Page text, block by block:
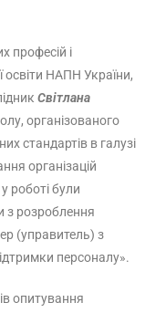
професій і
освіти НАПН України,
Світлана
організованого
стандартів в галузі
організацій
роботі були
з розроблення
(управитель) з
персоналу».
опитування